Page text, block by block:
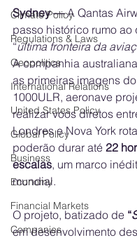
Climate Policy
Regulations & Laws
Geopolitics
International Relations
United States Policy
Global Policy
Business
Economy
Financial Markets
Companies
Sydney — A Qantas
passo histórico rumo ao
“última fronteira da
A companhia
as primeiras imagens
1000ULR, aeronave
realizar voos diretos
Londres e Nova York
poderão durar até 22
escalas, um marco
mundial.
O projeto, batizado de “
em desenvolvimento